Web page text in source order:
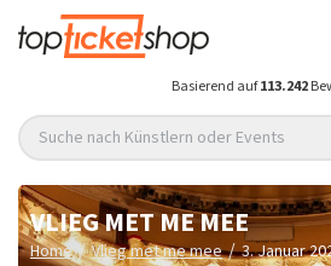
Basierend auf113.242
Suche nach Künstlern oder Events
VLIEG MET ME MEE
Home / Vlieg met me mee / 3. Januar